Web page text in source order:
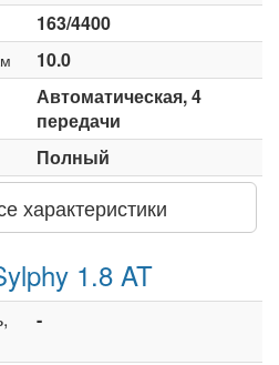
163/4400
10.0
Автоматическая, 4
передачи
Полный
характеристики
1.8 AT
-